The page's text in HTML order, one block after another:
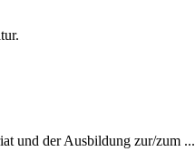
und der Ausbildung zur/zum ...